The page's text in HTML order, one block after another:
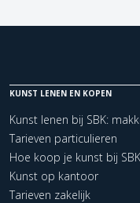
KUNST LENEN EN KOPEN
Kunst lenen bij SBK:
Tarieven particulieren
Hoe koop je kunst bij SBK
Kunst op kantoor
Tarieven zakelijk